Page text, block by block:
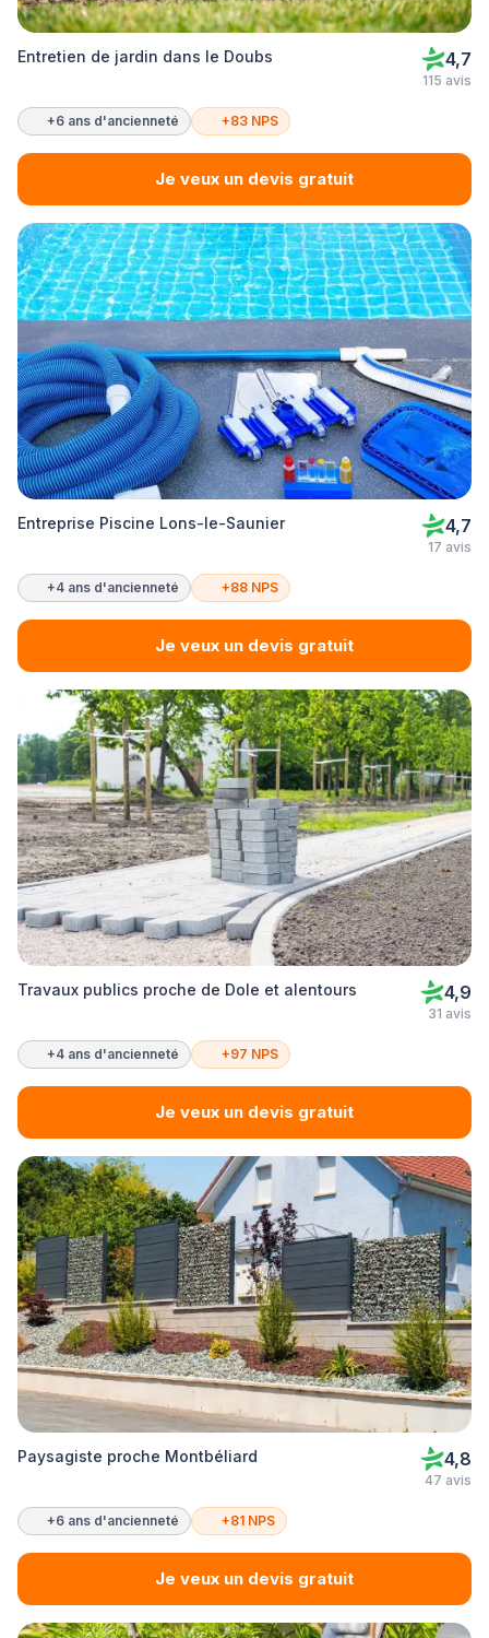
Entretien de jardin dans le Doubs 4,7
115 avis
+6 ans d'ancienneté +83 NPS
Je veux un devis gratuit
Entreprise Piscine Lons-le-Saunier 4,7
17 avis
+4 ans d'ancienneté +88 NPS
Je veux un devis gratuit
Travaux publics proche de Dole et alentours 4,9
31 avis
+4 ans d'ancienneté +97 NPS
Je veux un devis gratuit
Paysagiste proche Montbéliard 4,8
47 avis
+6 ans d'ancienneté +81 NPS
Je veux un devis gratuit